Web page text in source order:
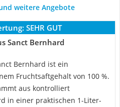
weitere Angebote
SEHR GUT
Sanct Bernhard
Bernhard ist ein
Fruchtsaftgehalt von 100 %.
aus kontrolliert
in einer praktischen 1-Liter-